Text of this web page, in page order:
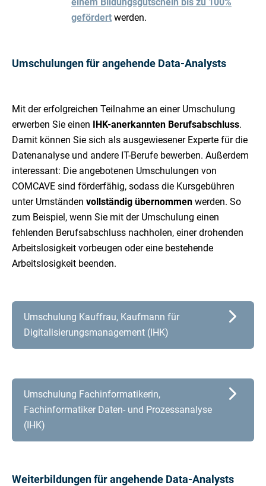
gefördert werden.
Umschulungen für angehende Data-Analysts
Mit der erfolgreichen Teilnahme an einer Umschulung
erwerben Sie einen IHK-anerkannten Berufsabschluss.
Damit können Sie sich als ausgewiesener Experte für die
Datenanalyse und andere IT-Berufe bewerben. Außerdem
interessant: Die angebotenen Umschulungen von
COMCAVE sind förderfähig, sodass die Kursgebühren
unter Umständen vollständig übernommen werden. So
zum Beispiel, wenn Sie mit der Umschulung einen
fehlenden Berufsabschluss nachholen, einer drohenden
Arbeitslosigkeit vorbeugen oder eine bestehende
Arbeitslosigkeit beenden.
Umschulung Kauffrau, Kaufmann für
Digitalisierungsmanagement (IHK)
Umschulung Fachinformatikerin,
Fachinformatiker Daten- und Prozessanalyse
(IHK)
Weiterbildungen für angehende Data-Analysts